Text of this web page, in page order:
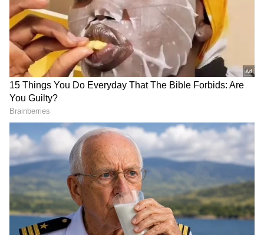
ವಿನಾಯ್ತಿ ಘೋಷಿಸುತ್ತಾರಾ?
DOWNLOAD APP
ವ್ಯವಹಾರ (business ideas in kannada) ,
ಬ್ಯಾಂಕಿಂಗ್ (
Banking News), ಹಣಕಾಸು, ಭಾರತೀಯ
ಆರ್ಥಿಕತೆ, ಜಾಗತಿಕ ಮಾರುಕಟ್ಟೆ,ಷೇರು ಮಾರುಕಟ್ಟೆ,
ಹೂಡಿಕೆ ಸೇರಿದಂತೆ ಇನ್ನಿತರ ಮತ್ತು ಇತ್ತೀಚಿನ ಹಣಕಾಸಿನ
ಸುದ್ದಿಗಳನ್ನು ಏಷ್ಯಾನೆಟ್ ಸುವರ್ಣ ನ್ಯೂಸ್‌ನಲ್ಲಿ ಓದಿರಿ.